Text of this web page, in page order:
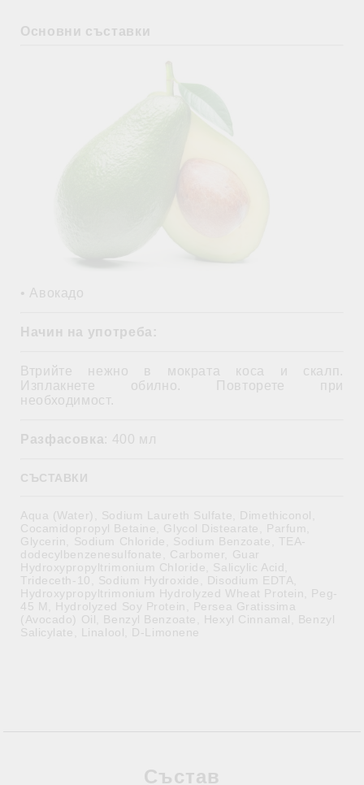
Основни съставки
• Авокадо
Начин на употреба:
Втрийте нежно в мократа коса и скалп.
Изплакнете обилно. Повторете при
необходимост.
Разфасовка: 400 мл
СЪСТАВКИ
Aqua (Water), Sodium Laureth Sulfate, Dimethiconol,
Cocamidopropyl Betaine, Glycol Distearate, Parfum,
Glycerin, Sodium Chloride, Sodium Benzoate, TEA-
dodecylbenzenesulfonate, Carbomer, Guar
Hydroxypropyltrimonium Chloride, Salicylic Acid,
Trideceth-10, Sodium Hydroxide, Disodium EDTA,
Hydroxypropyltrimonium Hydrolyzed Wheat Protein, Peg-
45 M, Hydrolyzed Soy Protein, Persea Gratissima
(Avocado) Oil, Benzyl Benzoate, Hexyl Cinnamal, Benzyl
Salicylate, Linalool, D-Limonene
Състав